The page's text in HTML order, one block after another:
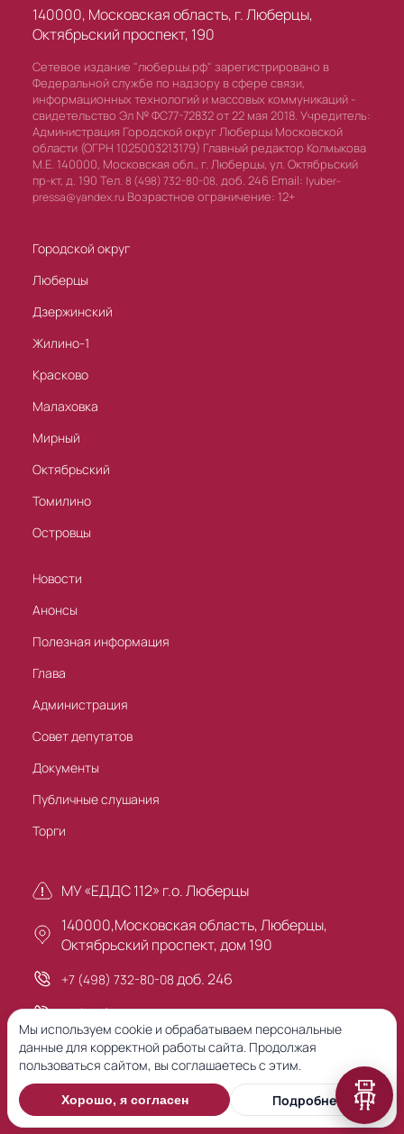
140000, Московская область, г. Люберцы,
Октябрьский проспект, 190
Сетевое издание "люберцы.рф" зарегистрировано в
Федеральной службе по надзору в сфере связи,
информационных технологий и массовых коммуникаций -
свидетельство Эл № ФС77-72832 от 22 мая 2018. Учредитель:
Администрация Городской округ Люберцы Московской
области (ОГРН 1025003213179) Главный редактор Колмыкова
М.Е. 140000, Московская обл., г. Люберцы, ул. Октябрьский
пр-кт, д. 190 Тел. 8 (498) 732-80-08, доб. 246 Email: lyuber-
pressa@yandex.ru Возрастное ограничение: 12+
Городской округ
Люберцы
Дзержинский
Жилино-1
Красково
Малаховка
Мирный
Октябрьский
Томилино
Островцы
Новости
Анонсы
Полезная информация
Глава
Администрация
Совет депутатов
Документы
Публичные слушания
Торги
МУ «ЕДДС 112» г.о. Люберцы
140000,Московская область, Люберцы,
Октябрьский проспект, дом 190
+7 (498) 732-80-08 доб. 246
+7 (495) 503-30-00
Предыдущая версия сайта
Мы используем cookie и обрабатываем персональные
данные для корректной работы сайта. Продолжая
пользоваться сайтом, вы соглашаетесь с этим.
Хорошо, я согласен Подробнее